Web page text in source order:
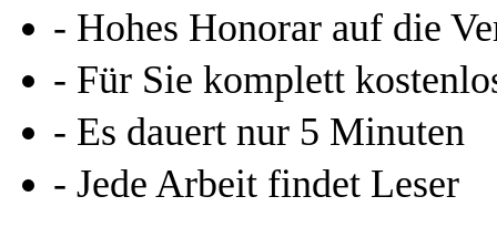
- Hohes Honorar auf die
- Für Sie komplett
- Es dauert nur 5 Minuten
- Jede Arbeit findet Leser